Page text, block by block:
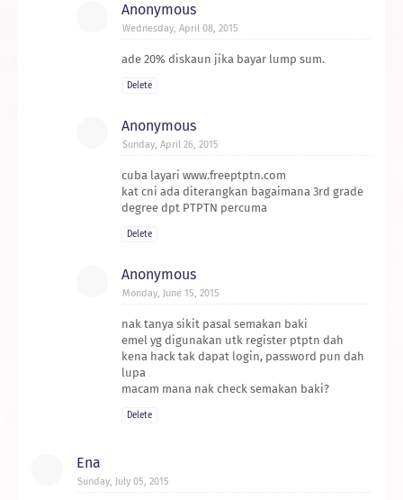
Anonymous
Wednesday, April 08, 2015
ade 20% diskaun jika bayar lump sum.
Delete
Anonymous
Sunday, April 26, 2015
cuba layari www.freeptptn.com
kat cni ada diterangkan bagaimana 3rd grade
degree dpt PTPTN percuma
Delete
Anonymous
Monday, June 15, 2015
nak tanya sikit pasal semakan baki
emel yg digunakan utk register ptptn dah
kena hack tak dapat login, password pun dah
lupa
macam mana nak check semakan baki?
Delete
Ena
Sunday, July 05, 2015